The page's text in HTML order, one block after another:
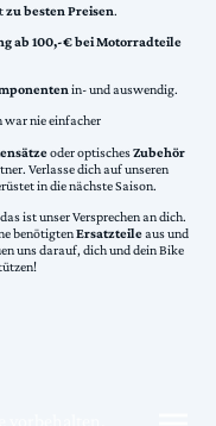
zu besten Preisen.
ab 100,-€ bei Motorradteile
in- und auswendig.
nie einfacher
oder optischesZubehör
Verlasse dich auf unseren
in die nächste Saison.
ist unser Versprechen an dich.
benötigtenErsatzteileaus und
uns darauf, dich und dein Bike